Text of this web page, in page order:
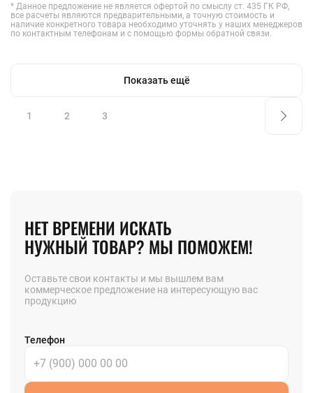
* Данное предложение не является офертой по смыслу ст. 435 ГК РФ,
все расчеты являются предварительными, а точную стоимость и
наличие конкретного товара необходимо уточнять у наших менеджеров
по контактным телефонам и с помощью формы обратной связи.
Показать ещё
1 2 3
НЕТ ВРЕМЕНИ ИСКАТЬ
НУЖНЫЙ ТОВАР? МЫ ПОМОЖЕМ!
Оставьте свои контакты и мы вышлем вам
коммерческое предложение на интересующую вас
продукцию
Телефон